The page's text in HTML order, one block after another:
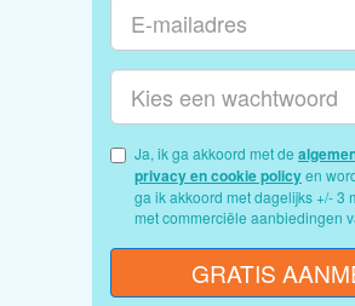
Ja, ik ga akkoord met de
privacy en cookie policy
ga ik akkoord met dagelijks +/- 3 mails
met commerciële aanbiedingen
GRATIS